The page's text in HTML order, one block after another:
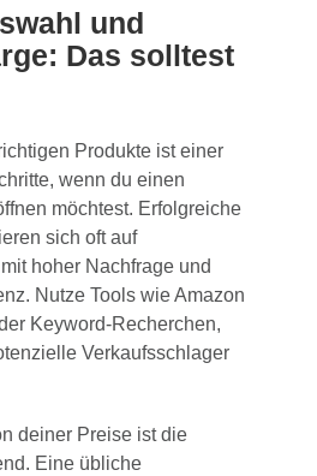
und
Das solltest
Produkte ist einer
wenn du einen
möchtest. Erfolgreiche
sich oft auf
hoher Nachfrage und
Nutze Tools wie Amazon
Keyword-Recherchen,
Verkaufsschlager
deiner Preise ist die
Eine übliche